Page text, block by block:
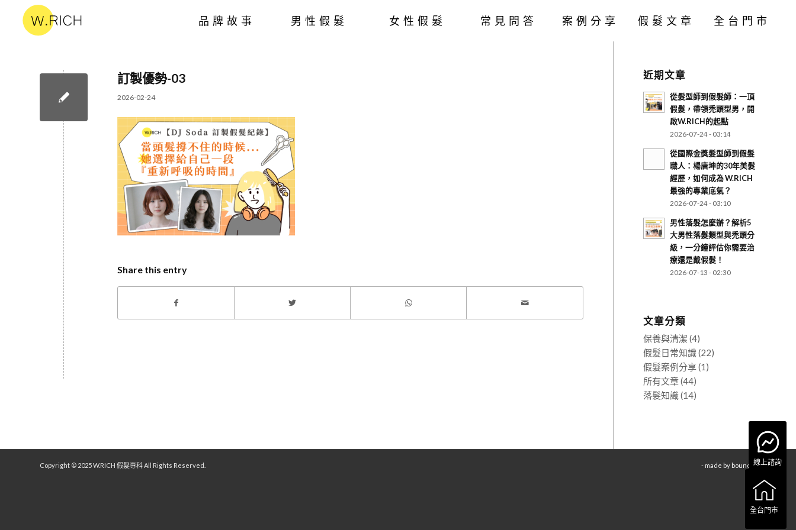
品牌故事 男性假髮 女性假髮 常見問答 案例分享 假髮文章 全台門市
訂製優勢-03
2026-02-24
Share this entry
近期文章
從髮型師到假髮師：一頂
假髮，帶領禿頭型男，開
啟W.RICH的起點
2026-07-24 - 03:14
從國際金獎髮型師到假髮
職人：楊唐坤的30年美髮
經歷，如何成為 W.RICH
最強的專業底氣？
2026-07-24 - 03:10
男性落髮怎麼辦？解析5
大男性落髮類型與禿頭分
級，一分鐘評估你需要治
療還是戴假髮！
2026-07-13 - 02:30
文章分類
保養與清潔 (4)
假髮日常知識(22)
假髮案例分享(1)
所有文章(44)
落髮知識(14)
Copyright © 2025 W.RICH 假髮專科 All Rights Reserved. - made by bouncin線上諮詢
全台門市
全台門市